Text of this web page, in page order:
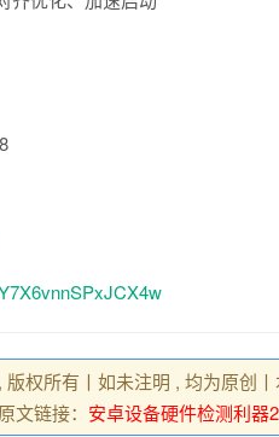
版权所有丨如未注明 , 均为原创
文链接： 安卓设备硬件检测利器